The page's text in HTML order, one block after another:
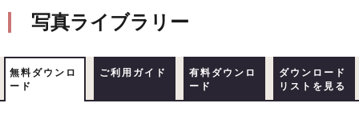
写真ライブラリー
無料ダウンロ
ード
ご利用ガイド
有料ダウンロ
ード
ダウンロード
リストを見る